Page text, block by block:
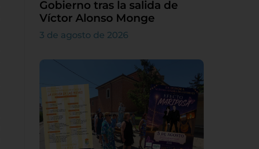
Gobierno tras la salida de
Víctor Alonso Monge
3 de agosto de 2026